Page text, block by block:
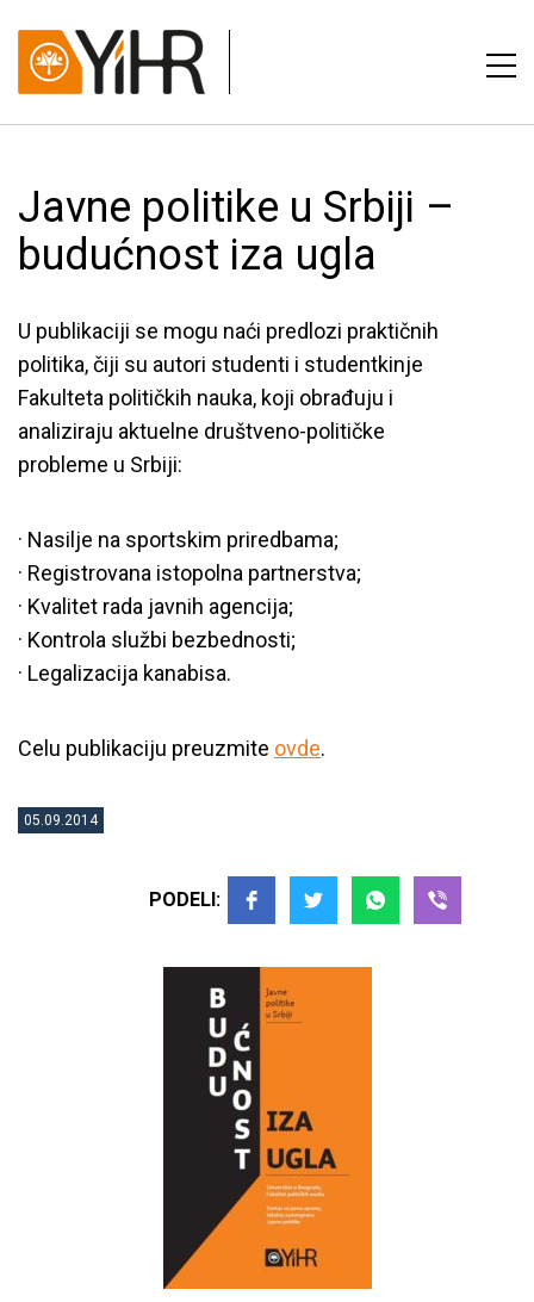
Javne politike u Srbiji –
budućnost iza ugla
U publikaciji se mogu naći predlozi praktičnih
politika, čiji su autori studenti i studentkinje
Fakulteta političkih nauka, koji obrađuju i
analiziraju aktuelne društveno-političke
probleme u Srbiji:
· Nasilje na sportskim priredbama;
· Registrovana istopolna partnerstva;
· Kvalitet rada javnih agencija;
· Kontrola službi bezbednosti;
· Legalizacija kanabisa.
Celu publikaciju preuzmite ovde.
05.09.2014
PODELI: